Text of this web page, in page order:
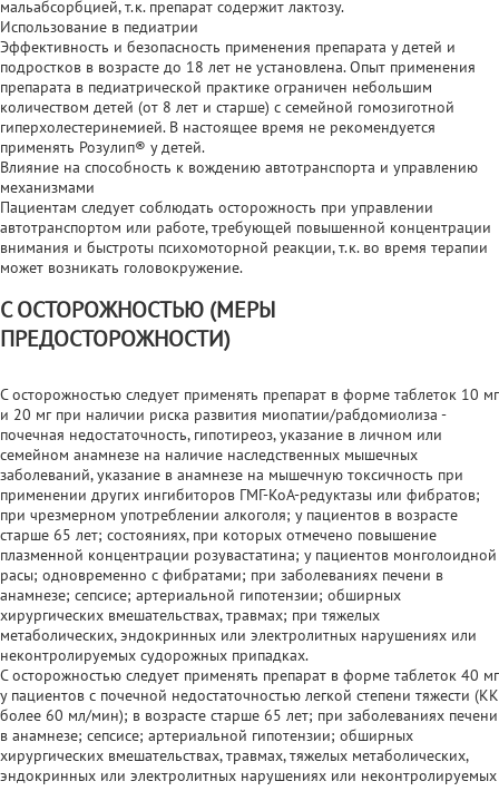
мальабсорбцией, т.к. препарат содержит лактозу.
Использование в педиатрии
Эффективность и безопасность применения препарата у детей и
подростков в возрасте до 18 лет не установлена. Опыт применения
препарата в педиатрической практике ограничен небольшим
количеством детей (от 8 лет и старше) с семейной гомозиготной
гиперхолестеринемией. В настоящее время не рекомендуется
применять Розулип® у детей.
Влияние на способность к вождению автотранспорта и управлению
механизмами
Пациентам следует соблюдать осторожность при управлении
автотранспортом или работе, требующей повышенной концентрации
внимания и быстроты психомоторной реакции, т.к. во время терапии
может возникать головокружение.
С ОСТОРОЖНОСТЬЮ (МЕРЫ
ПРЕДОСТОРОЖНОСТИ)
С осторожностью следует применять препарат в форме таблеток 10 мг
и 20 мг при наличии риска развития миопатии/рабдомиолиза -
почечная недостаточность, гипотиреоз, указание в личном или
семейном анамнезе на наличие наследственных мышечных
заболеваний, указание в анамнезе на мышечную токсичность при
применении других ингибиторов ГМГ-КоА-редуктазы или фибратов;
при чрезмерном употреблении алкоголя; у пациентов в возрасте
старше 65 лет; состояниях, при которых отмечено повышение
плазменной концентрации розувастатина; у пациентов монголоидной
расы; одновременно с фибратами; при заболеваниях печени в
анамнезе; сепсисе; артериальной гипотензии; обширных
хирургических вмешательствах, травмах; при тяжелых
метаболических, эндокринных или электролитных нарушениях или
неконтролируемых судорожных припадках.
С осторожностью следует применять препарат в форме таблеток 40 мг
у пациентов с почечной недостаточностью легкой степени тяжести (КК
более 60 мл/мин); в возрасте старше 65 лет; при заболеваниях печени
в анамнезе; сепсисе; артериальной гипотензии; обширных
хирургических вмешательствах, травмах, тяжелых метаболических,
эндокринных или электролитных нарушениях или неконтролируемых